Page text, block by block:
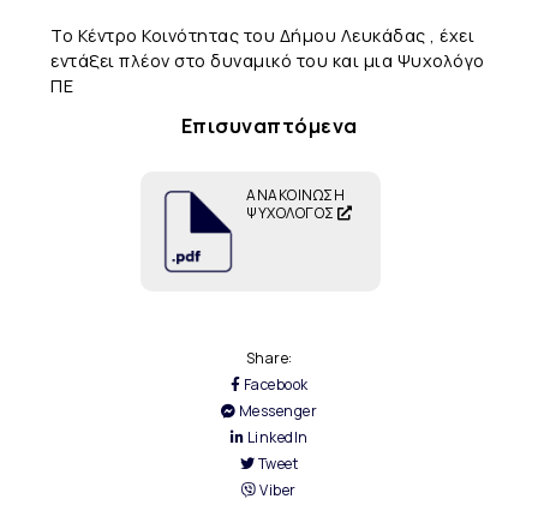
Το Κέντρο Κοινότητας του Δήμου Λευκάδας , έχει
εντάξει πλέον στο δυναμικό του και μια Ψυχολόγο
ΠΕ
Επισυναπτόμενα
ΑΝΑΚΟΙΝΩΣΗ
ΨΥΧΟΛΟΓΟΣ
Share:
Facebook
Messenger
LinkedIn
Tweet
Viber